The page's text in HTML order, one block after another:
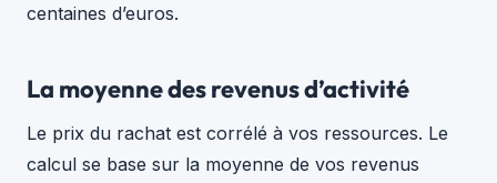
centaines d’euros.
La moyenne des revenus d’activité
Le prix du rachat est corrélé à vos ressources. Le
calcul se base sur la moyenne de vos revenus